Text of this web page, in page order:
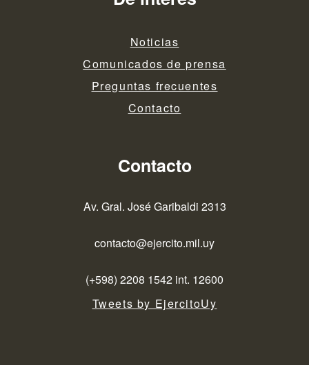
Noticias
Comunicados de prensa
Preguntas frecuentes
Contacto
Contacto
Av. Gral. José Garibaldi 2313
contacto@ejercito.mil.uy
(+598) 2208 1542 int. 12600
Tweets by EjercitoUy